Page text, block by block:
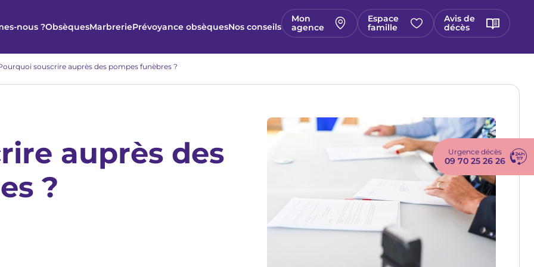
nous ?ObsèquesMarbreriePrévoyance obsèquesNos conseils
Mon
agence
Espace
famille
Avis de
décès
Urgence décès
09 70 25 26 26
souscrire auprès des pompes funèbres ?
auprès des
?
Image